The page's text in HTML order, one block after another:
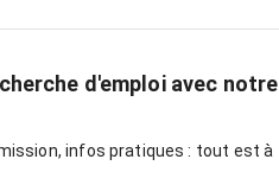
d'emploi avec notre
infos pratiques : tout est à